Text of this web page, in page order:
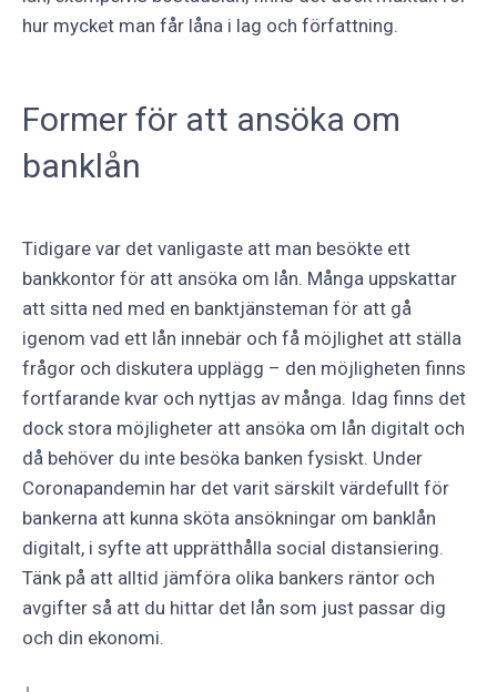
hur mycket man får låna i lag och författning.
Former för att ansöka om
banklån
Tidigare var det vanligaste att man besökte ett
bankkontor för att ansöka om lån. Många uppskattar
att sitta ned med en banktjänsteman för att gå
igenom vad ett lån innebär och få möjlighet att ställa
frågor och diskutera upplägg – den möjligheten finns
fortfarande kvar och nyttjas av många. Idag finns det
dock stora möjligheter att ansöka om lån digitalt och
då behöver du inte besöka banken fysiskt. Under
Coronapandemin har det varit särskilt värdefullt för
bankerna att kunna sköta ansökningar om banklån
digitalt, i syfte att upprätthålla social distansiering.
Tänk på att alltid jämföra olika bankers räntor och
avgifter så att du hittar det lån som just passar dig
och din ekonomi.